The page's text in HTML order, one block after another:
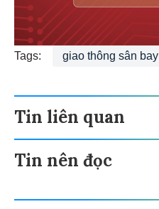
Tags: giao thông sân bay
Tin liên quan
Tin nên đọc